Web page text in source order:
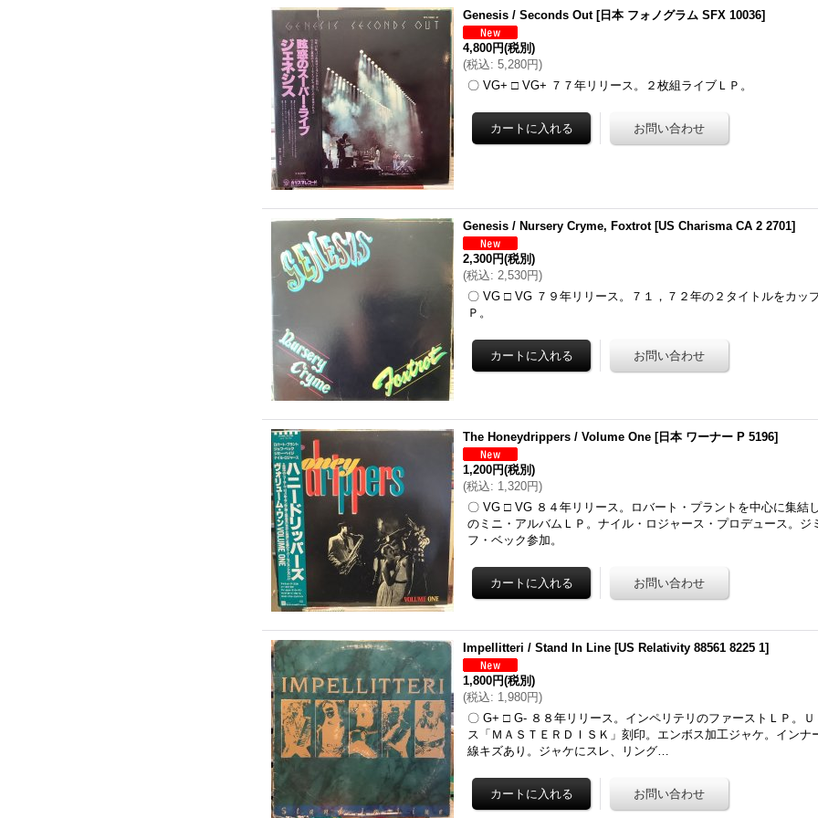
Genesis / Seconds Out [日本 フォノグラム SFX 10036]
4,800円(税別)
(税込: 5,280円)
〇 VG+ □ VG+ ７７年リリース。２枚組ライブＬＰ。
Genesis / Nursery Cryme, Foxtrot [US Charisma CA 2 2701]
2,300円(税別)
(税込: 2,530円)
〇 VG □ VG ７９年リリース。７１，７２年の２タイトルをカッ
Ｐ。
The Honeydrippers / Volume One [日本 ワーナー P 5196]
1,200円(税別)
(税込: 1,320円)
〇 VG □ VG ８４年リリース。ロバート・プラントを中心に集結
のミニ・アルバムＬＰ。ナイル・ロジャース・プロデュース。ジ
フ・ベック参加。
Impellitteri / Stand In Line [US Relativity 88561 8225 1]
1,800円(税別)
(税込: 1,980円)
〇 G+ □ G- ８８年リリース。インペリテリのファーストＬＰ。
ス「ＭＡＳＴＥＲＤＩＳＫ」刻印。エンボス加工ジャケ。インナ
線キズあり。ジャケにスレ、リング…